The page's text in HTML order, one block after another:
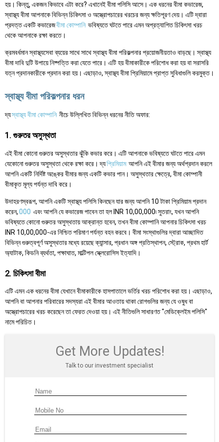
হয়। কিন্তু, একজন কিভাবে এটা করে? এখানেই বীমা পলিসি আসে। এক ধরনের বীমা কভারেজ,
স্বাস্থ্য বীমা আপনাকে বিভিন্ন চিকিৎসা ও অস্ত্রোপচারের খরচের জন্য ক্ষতিপূরণ দেয়। এটি দ্বারা
প্রদত্ত একটি কভারেজবীমা কোম্পানি ভবিষ্যতে ঘটতে পারে এমন অপ্রত্যাশিত চিকিৎসা খরচ
থেকে আপনাকে রক্ষা করতে।
ক্রমবর্ধমান স্বাস্থ্যসেবা ব্যয়ের সাথে সাথে স্বাস্থ্য বীমা পরিকল্পনার প্রয়োজনীয়তাও বাড়ছে। স্বাস্থ্য
বীমা দাবি দুটি উপায়ে নিষ্পত্তি করা যেতে পারে। এটি হয় বীমাকারীকে পরিশোধ করা হয় বা সরাসরি
যত্ন প্রদানকারীকে প্রদান করা হয়। এছাড়াও, স্বাস্থ্য বীমা প্রিমিয়ামে প্রাপ্ত সুবিধাগুলি করমুক্ত।
স্বাস্থ্য বীমা পরিকল্পনার ধরন
দ্যস্বাস্থ্য বীমা কোম্পানি নীচে উল্লিখিত বিভিন্ন ধরনের নীতি অফার:
1. গুরুতর অসুস্থতা
এই বীমা কোনো গুরুতর অসুস্থতার ঝুঁকি কভার করে। এটি আপনাকে ভবিষ্যতে ঘটতে পারে এমন
যেকোনো গুরুতর অসুস্থতা থেকে রক্ষা করে। দ্যপ্রিমিয়াম আপনি এই বীমার জন্য অর্থপ্রদান করলে
আপনি একটি নির্দিষ্ট অঙ্কের বীমার জন্য একটি কভার পান। অসুস্থতার ক্ষেত্রে, বীমা কোম্পানী
বীমাকৃত মূল্য পর্যন্ত দাবি করে।
উদাহরণস্বরূপ, আপনি একটি স্বাস্থ্য পলিসি কিনছেন যার জন্য আপনি 10 টাকা প্রিমিয়াম প্রদান
করেন,000 এবং আপনি যে কভারেজ পাবেন তা হল INR 10,00,000৷ সুতরাং, যখন আপনি
ভবিষ্যতে কোনো গুরুতর অসুস্থতায় আক্রান্ত হবেন, তখন বীমা কোম্পানি আপনার চিকিৎসা খরচ
INR 10,00,000-এর নিশ্চিত পরিমাণ পর্যন্ত বহন করবে। বীমা সংস্থাগুলির দ্বারা আচ্ছাদিত
বিভিন্ন গুরুত্বপূর্ণ অসুস্থতার মধ্যে রয়েছে ক্যান্সার, প্রধান অঙ্গ প্রতিস্থাপন, স্ট্রোক, প্রথম হার্ট
অ্যাটাক, কিডনি ব্যর্থতা, পক্ষাঘাত, মাল্টিপল স্ক্লেরোসিস ইত্যাদি।
2. চিকিৎসা বীমা
এটি এমন এক ধরনের বীমা যেখানে বীমাকারীকে হাসপাতালে ভর্তির খরচ পরিশোধ করা হয়। এছাড়াও,
আপনি বা আপনার পরিবারের সদস্যরা এই বীমার আওতায় থাকা রোগগুলির জন্য যে ওষুধ বা
অস্ত্রোপচারের খরচ করেছেন তা ফেরত দেওয়া হয়। এই নীতিগুলি সাধারণত "মেডিক্লেইম পলিসি"
নামে পরিচিত।
Get More Updates!
Talk to our investment specialist